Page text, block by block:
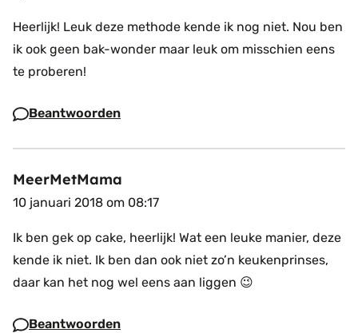
Heerlijk! Leuk deze methode kende ik nog niet. Nou ben
ik ook geen bak-wonder maar leuk om misschien eens
te proberen!
Beantwoorden
MeerMetMama
10 januari 2018 om 08:17
Ik ben gek op cake, heerlijk! Wat een leuke manier, deze
kende ik niet. Ik ben dan ook niet zo’n keukenprinses,
daar kan het nog wel eens aan liggen 😉
Beantwoorden